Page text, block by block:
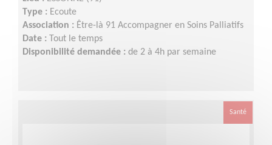
Type : Ecoute
Association : Être-là 91 Accompagner en Soins Palliatifs
Date :
Tout le temps
Disponibilité demandée : de 2 à 4h par semaine
Santé